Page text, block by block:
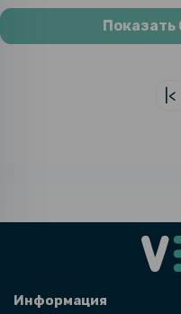
Показать
|<
Информация